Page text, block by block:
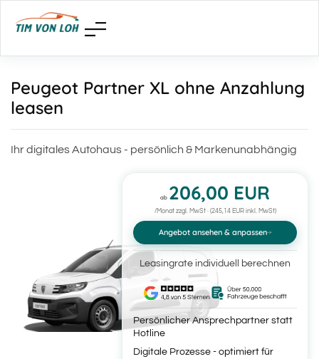
Peugeot Partner XL ohne Anzahlung
leasen
Ihr digitales Autohaus - persönlich & Markenunabhängig
ab 206,00 EUR
/Monat zzgl. MwSt · (245,14 EUR inkl. MwSt)
Angebot ansehen & anpassen
Leasingrate individuell berechnen
Persönlicher Ansprechpartner statt
Hotline
Digitale Prozesse - optimiert für